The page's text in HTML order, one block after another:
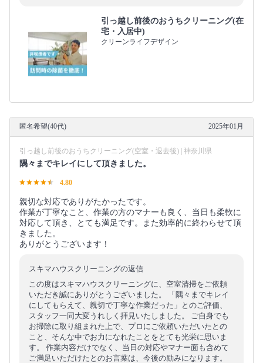
引っ越し前後のおうちクリーニング(在
宅・入居中)
クリーンライフデザイン
匿名希望(40代) 2025年01月
引っ越し前後のおうちクリーニング(空室・退去後) | 神奈川県
隅々までキレイにして頂きました。
4.80
親切な対応でありがたかったです。
作業が丁寧なこと、作業の方のマナーも良く、当日も柔軟に
対応して頂き、とても満足です。また効率的に終わらせて頂
きました。
ありがとうございます！
スキマハウスクリーニングの返信
この度はスキマハウスクリーニングに、空室清掃をご依頼
いただき誠にありがとうございました。 「隅々までキレイ
にしてもらえて、親切で丁寧な作業だった」とのご評価、
スタッフ一同大変うれしく拝見いたしました。 ご自身でも
お掃除に取り組まれた上で、プロにご依頼いただいたとの
こと、そんな中でお力になれたことをとても光栄に思いま
す。 作業内容だけでなく、当日の対応やマナー面も含めて
ご満足いただけたとのお言葉は、今後の励みになります。